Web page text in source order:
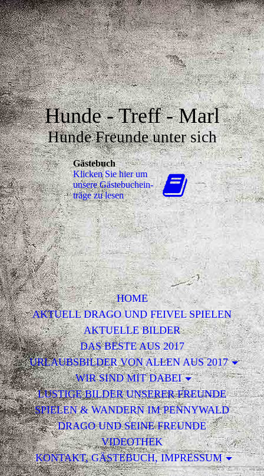
Hunde - Treff - Marl
Hunde Freunde unter sich
Gästebuch
Klicken Sie hier um
unsere Gäs­te­buch­ein­
trä­ge zu lesen
HOME
AKTUELL DRAGO UND FEIVEL SPIELEN
AKTUELLE BILDER
DAS BESTE AUS 2017
URLAUBSBILDER VON ALLEN AUS 2017
WIR SIND MIT DABEI
LUSTIGE BILDER UNSERER FREUNDE
SPIELEN & WANDERN IM PENNYWALD
DRAGO UND SEINE FREUNDE
VIDEOTHEK
KONTAKT, GÄSTEBUCH, IMPRESSUM